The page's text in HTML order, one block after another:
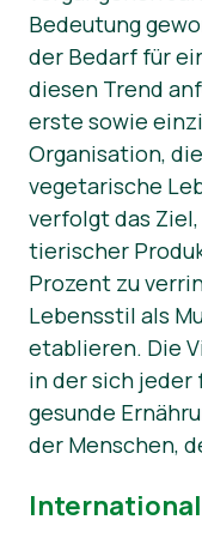
News
Bedeutung
der Bedarf für
diesen Trend
erste sowie
Organisation,
vegetarische
verfolgt das
tierischer
Prozent zu
Lebensstil als
etablieren. Die
in der sich jeder
gesunde
der Menschen,